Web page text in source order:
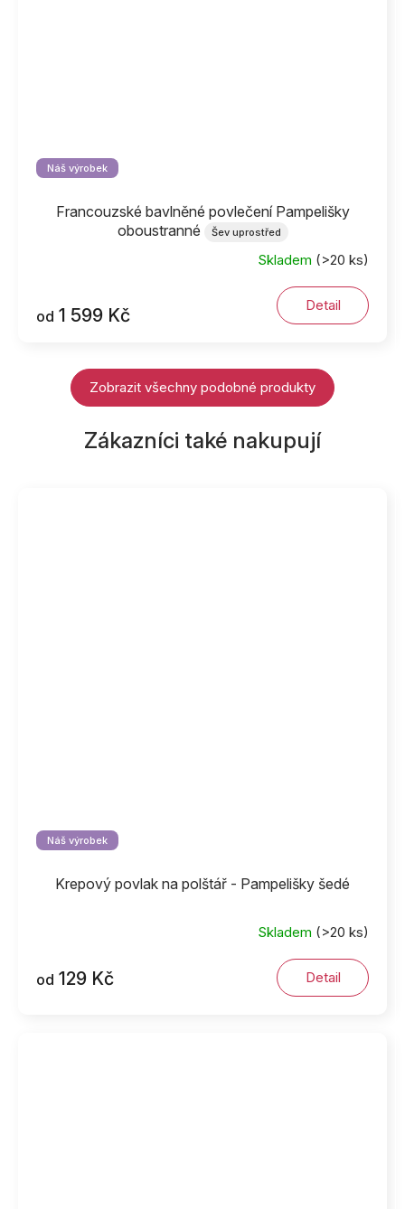
Náš výrobek
Francouzské bavlněné povlečení Pampelišky
oboustranné
Šev uprostřed
Skladem (>20 ks)
od 1 599 Kč Detail
Zobrazit všechny podobné produkty
Zákazníci také nakupují
Náš výrobek
Krepový povlak na polštář - Pampelišky šedé
Skladem (>20 ks)
od 129 Kč Detail